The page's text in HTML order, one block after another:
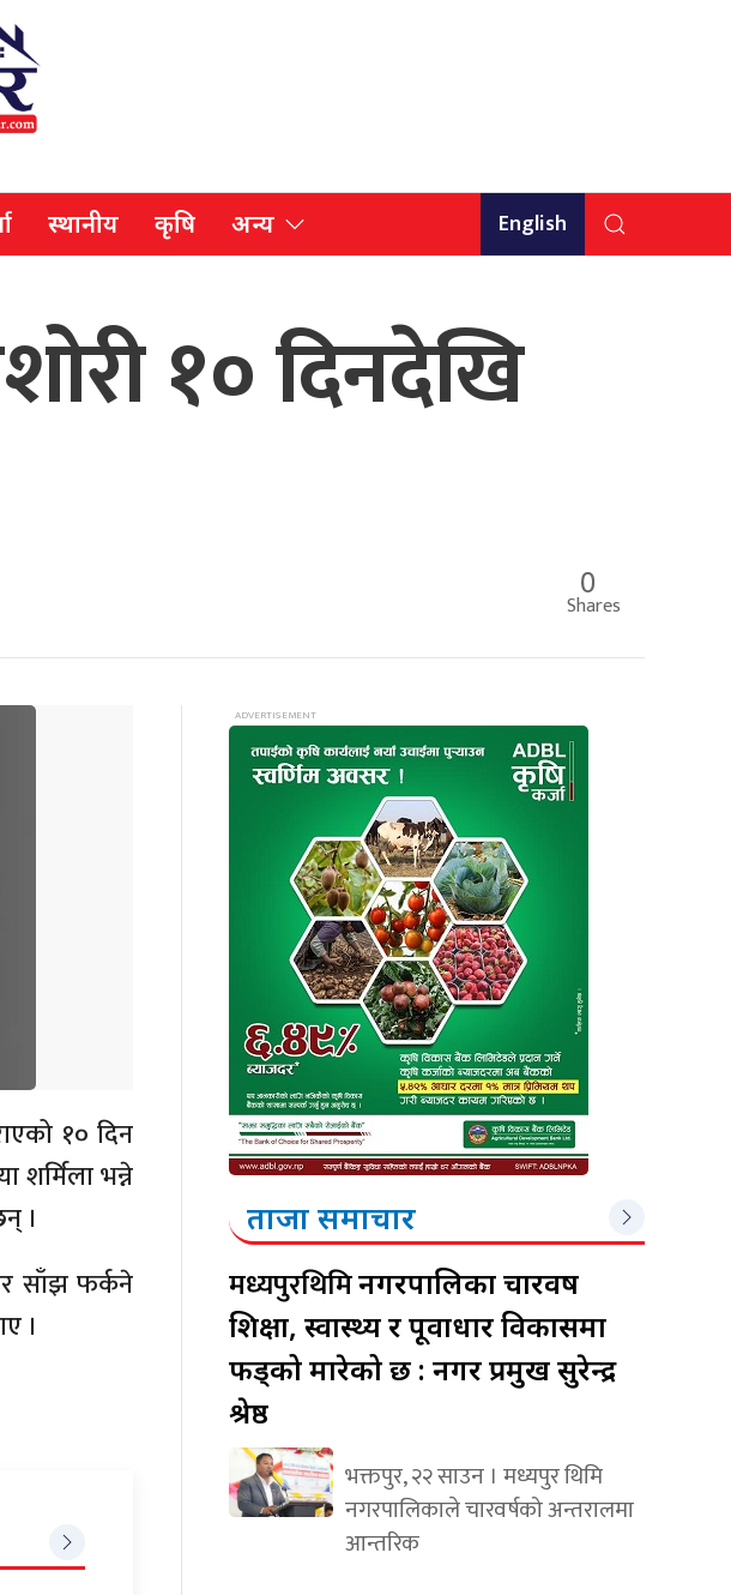
स्थानीय कृषि अन्य English
१० दिनदेखि
0
Shares
१० दिन
शर्मिला भन्ने
।
साँझ फर्कने
।
ताजा समाचार
मध्यपुरथिमिनगरपालिका चारवर्ष
शिक्षा, स्वास्थ्य र पूर्वाधार विकासमा
फड्को मारेको छ : नगर प्रमुख सुरेन्द्र
श्रेष्ठ
भक्तपुर, २२ साउन । मध्यपुर थिमि
नगरपालिकाले चारवर्षको अन्तरालमा
आन्तरिक